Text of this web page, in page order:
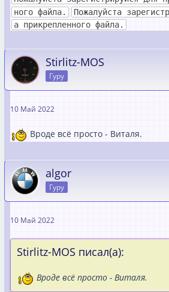
ного файла.
Пожалуйста
а прикрепленного файла.
Stirlitz-MOS
Гуру
10 Май 2022
Вроде всё просто - Виталя.
algor
Гуру
10 Май 2022
Stirlitz-MOS писал(а):
Вроде всё просто - Виталя.